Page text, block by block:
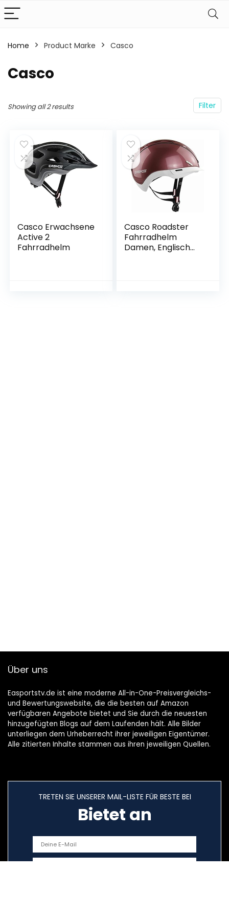
Home Product Marke ‎Casco
‎Casco
Filter
Showing all 2 results
Casco Erwachsene
Active 2
Fahrradhelm
Casco Roadster
Fahrradhelm
Damen, Englisch
Über uns
Easportstv.de ist eine moderne All-in-One-Preisvergleichs-
und Bewertungswebsite, die die besten auf Amazon
verfügbaren Angebote bietet und Sie durch die neuesten
hinzugefügten Blogs auf dem Laufenden hält. Alle Bilder
unterliegen dem Urheberrecht ihrer jeweiligen Eigentümer.
Alle zitierten Inhalte stammen aus ihren jeweiligen Quellen.
TRETEN SIE UNSERER MAIL-LISTE FÜR BESTE BEI
Bietet an